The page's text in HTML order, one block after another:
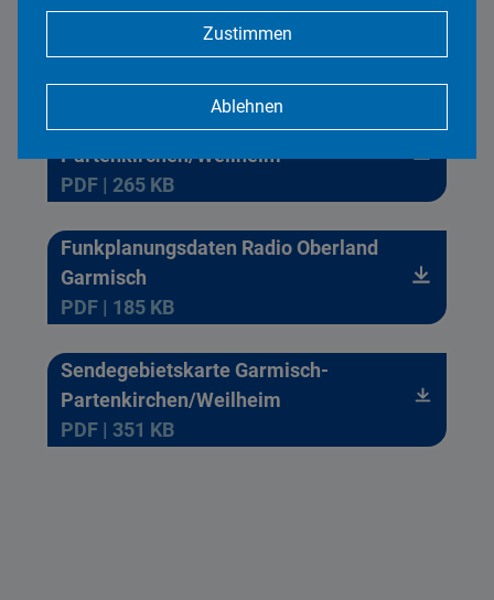
Zustimmen
Ablehnen
Partenkirchen/Weilheim
PDF | 267 KB
Reichweiten Garmisch-
Partenkirchen/Weilheim
PDF | 265 KB
Funkplanungsdaten Radio Oberland
Garmisch
PDF | 185 KB
Sendegebietskarte Garmisch-
Partenkirchen/Weilheim
PDF | 351 KB